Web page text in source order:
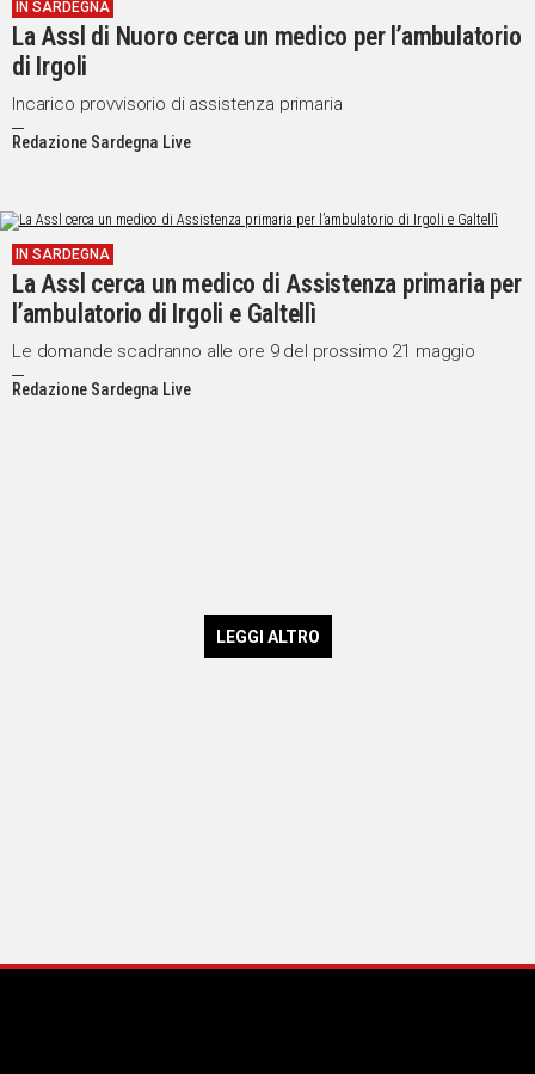
IN SARDEGNA
La Assl di Nuoro cerca un medico per l’ambulatorio
di Irgoli
Incarico provvisorio di assistenza primaria
Redazione Sardegna Live
IN SARDEGNA
La Assl cerca un medico di Assistenza primaria per
l’ambulatorio di Irgoli e Galtellì
Le domande scadranno alle ore 9 del prossimo 21 maggio
Redazione Sardegna Live
LEGGI ALTRO